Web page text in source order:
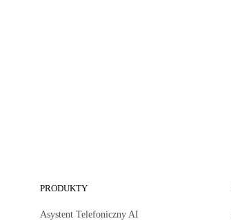
PRODUKTY
Asystent Telefoniczny AI